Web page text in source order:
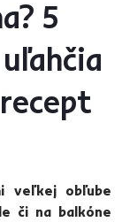
5
veľkej obľube
či na balkóne